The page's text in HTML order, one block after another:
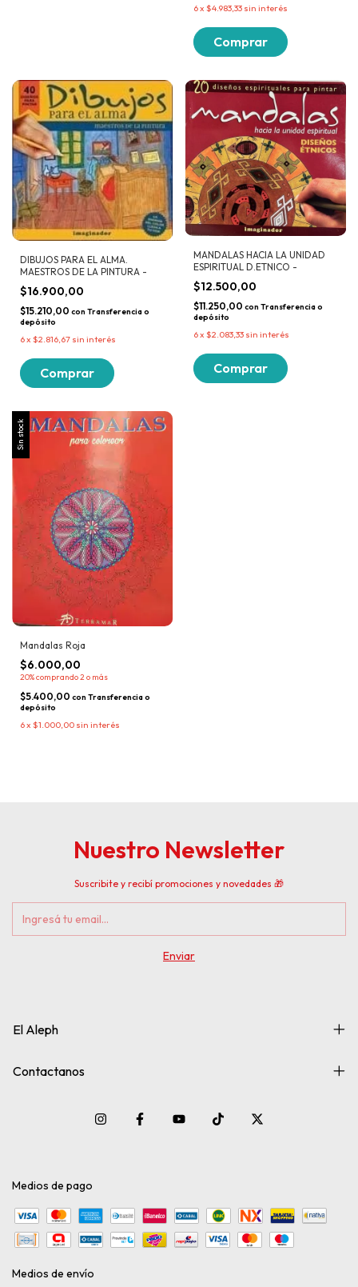
6x $4.983,33 sin interés
DIBUJOS PARA EL ALMA.
MAESTROS DE LA PINTURA -
$16.900,00
$15.210,00 con Transferencia o
depósito
6x $2.816,67 sin interés
MANDALAS HACIA LA UNIDAD
ESPIRITUAL D.ETNICO -
$12.500,00
$11.250,00 con Transferencia o
depósito
6x $2.083,33 sin interés
Sin stock
Mandalas Roja
$6.000,00
20%comprando 2 o más
$5.400,00 con Transferencia o
depósito
6x $1.000,00 sin interés
Nuestro Newsletter
Suscribite y recibí promociones y novedades 🎁
El Aleph
Contactanos
Medios de pago
Medios de envío